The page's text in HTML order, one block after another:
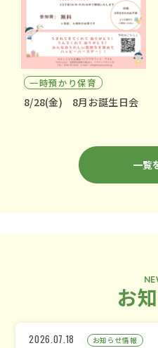
一時預かり保育
8/28(金) 8月お誕生日会
一覧
お
2026.07.18 お知らせ情報